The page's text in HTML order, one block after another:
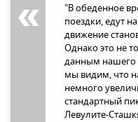
"В обеденное
поездки, едут
движение
Однако это не
данным нашего
мы видим, что
немного
стандартный
Левулите-